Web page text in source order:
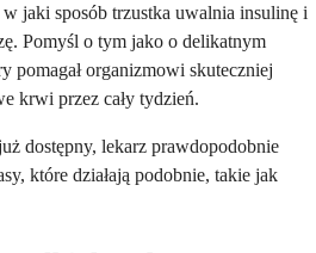
jaki sposób trzustka uwalnia insulinę i
Pomyśl o tym jako o delikatnym
pomagał organizmowi skuteczniej
krwi przez cały tydzień.
dostępny, lekarz prawdopodobnie
które działają podobnie, takie jak